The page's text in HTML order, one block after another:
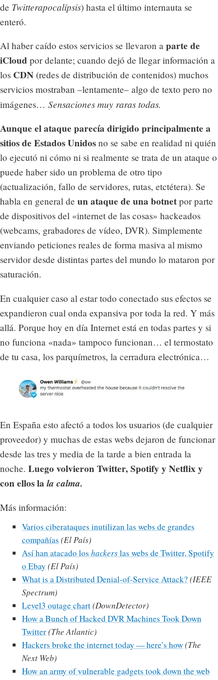
de Twitterapocalípsis) hasta el último internauta se
enteró.
Al haber caído estos servicios se llevaron a parte de
iCloud por delante; cuando dejó de llegar información a
los CDN (redes de distribución de contenidos) muchos
servicios mostraban –lentamente– algo de texto pero no
imágenes… Sensaciones muy raras todas.
Aunque el ataque parecía dirigido principalmente a
sitios de Estados Unidos no se sabe en realidad ni quién
lo ejecutó ni cómo ni si realmente se trata de un ataque o
puede haber sido un problema de otro tipo
(actualización, fallo de servidores, rutas, etctétera). Se
habla en general de un ataque de una botnet por parte
de dispositivos del «internet de las cosas» hackeados
(webcams, grabadores de vídeo, DVR). Simplemente
enviando peticiones reales de forma masiva al mismo
servidor desde distintas partes del mundo lo mataron por
saturación.
En cualquier caso al estar todo conectado sus efectos se
expandieron cual onda expansiva por toda la red. Y más
allá. Porque hoy en día Internet está en todas partes y si
no funciona «nada» tampoco funcionan… el termostato
de tu casa, los parquímetros, la cerradura electrónica…
En España esto afectó a todos los usuarios (de cualquier
proveedor) y muchas de estas webs dejaron de funcionar
desde las tres y media de la tarde a bien entrada la
noche. Luego volvieron Twitter, Spotify y Netflix y
con ellos la la calma.
Más información:
Varios ciberataques inutilizan las webs de grandes
compañías (El País)
Así han atacado los hackerslas webs de Twitter, Spotify
o Ebay (El País)
What is a Distributed Denial-of-Service Attack? (IEEE
Spectrum)
Level3 outage chart(DownDetector)
How a Bunch of Hacked DVR Machines Took Down
Twitter(The Atlantic)
Hackers broke the internet today — here’s how(The
Next Web)
How an army of vulnerable gadgets took down the web